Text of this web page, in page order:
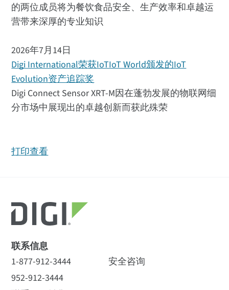
的两位成员将为餐饮食品安全、生产效率和卓越运
营带来深厚的专业知识
2026年7月14日
Digi International荣获IoTIoT World颁发的IoT
Evolution资产追踪奖
Digi Connect Sensor XRT-M因在蓬勃发展的物联网细
分市场中展现出的卓越创新而获此殊荣
打印查看
联系信息
1-877-912-3444
952-912-3444
安全咨询